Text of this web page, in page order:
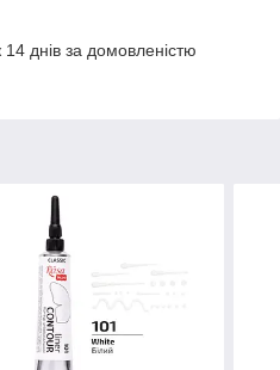
днів за домовленістю